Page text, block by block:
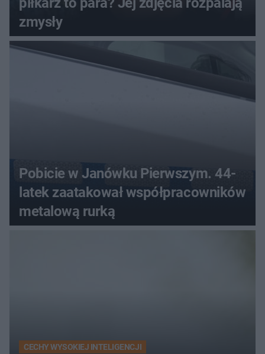
zmysły
Pobicie w Janówku Pierwszym. 44-
latek zaatakował współpracowników
metalową rurką
CECHY WYSOKIEJ INTELIGENCJI